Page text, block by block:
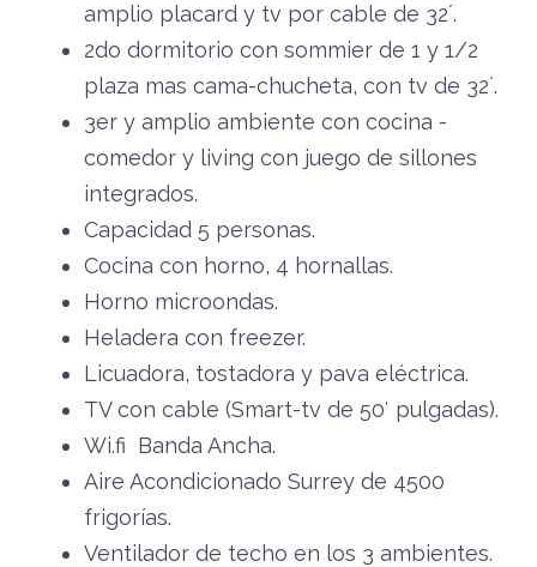
amplio placard y tv por cable de 32´.
2do dormitorio con sommier de 1 y 1/2
plaza mas cama-chucheta, con tv de 32´.
3er y amplio ambiente con cocina -
comedor y living con juego de sillones
integrados.
Capacidad 5 personas.
Cocina con horno, 4 hornallas.
Horno microondas.
Heladera con freezer.
Licuadora, tostadora y pava eléctrica.
TV con cable (Smart-tv de 50′ pulgadas).
Wi.fi Banda Ancha.
Aire Acondicionado Surrey de 4500
frigorías.
Ventilador de techo en los 3 ambientes.